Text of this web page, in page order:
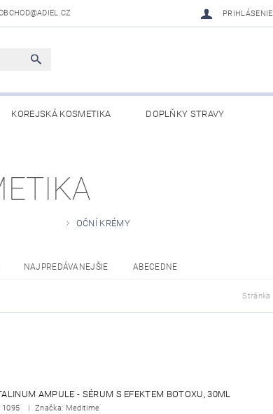
PRIHLÁSENIE
KOREJSKÁ KOSMETIKA DOPLŇKY STRAVY
OČNÍ KRÉMY
NAJPREDÁVANEJŠIE ABECEDNE
Stránka
AMPULE - SÉRUM S EFEKTEM BOTOXU, 30ML
1095 Značka: Meditime